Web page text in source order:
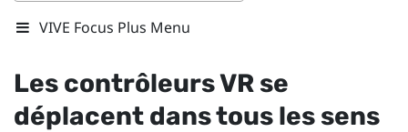
VIVE Focus Plus Menu
Les contrôleurs VR se
déplacent dans tous les sens